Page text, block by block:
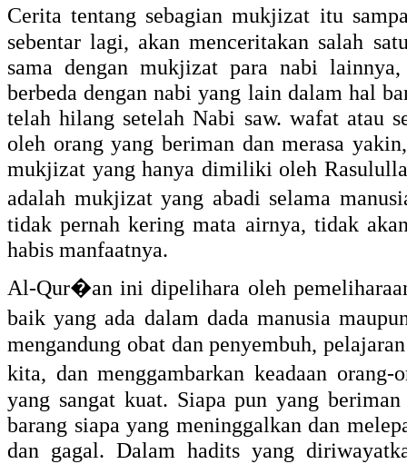
Cerita tentang sebagian mukjizat itu
sebentar lagi, akan menceritakan salah
sama dengan mukjizat para nabi
berbeda dengan nabi yang lain dalam hal
telah hilang setelah Nabi saw. wafat atau
oleh orang yang beriman dan merasa
mukjizat yang hanya dimiliki oleh
adalah mukjizat yang abadi selama
tidak pernah kering mata airnya, tidak
habis manfaatnya.
Al-Qur�an ini dipelihara oleh
baik yang ada dalam dada manusia
mengandung obat dan penyembuh,
kita, dan menggambarkan keadaan
yang sangat kuat. Siapa pun yang
barang siapa yang meninggalkan dan
dan gagal. Dalam hadits yang